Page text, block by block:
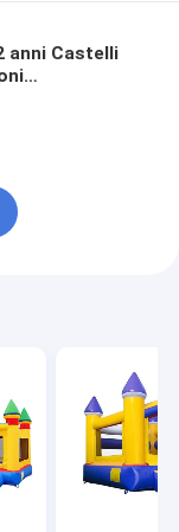
anni Castelli
esterni